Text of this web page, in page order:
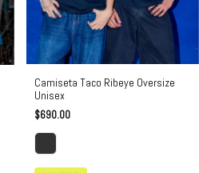
Camiseta Taco Ribeye Oversize
Unisex
$690.00